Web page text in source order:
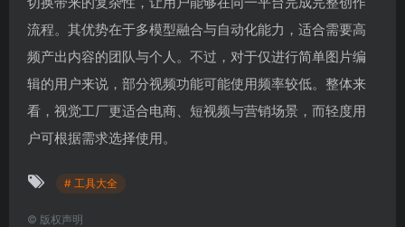
流程。其优势在于多模型融合与自动化能力，适合需要高
频产出内容的团队与个人。不过，对于仅进行简单图片编
辑的用户来说，部分视频功能可能使用频率较低。整体来
看，视觉工厂更适合电商、短视频与营销场景，而轻度用
户可根据需求选择使用。
# 工具大全
© 版权声明